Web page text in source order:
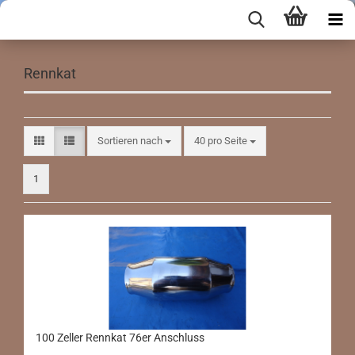
Rennkat
Sortieren nach
Sortieren nach 40 pro Seite
pro Seite
1
100 Zeller Rennkat 76er Anschluss